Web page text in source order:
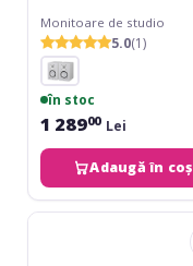
Monitoare de studio
5.0(1)
în stoc
1 28900 Lei
Adaugă în coș
Yamaha